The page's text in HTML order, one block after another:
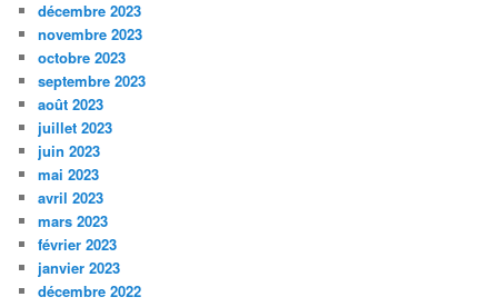
décembre 2023
novembre 2023
octobre 2023
septembre 2023
août 2023
juillet 2023
juin 2023
mai 2023
avril 2023
mars 2023
février 2023
janvier 2023
décembre 2022